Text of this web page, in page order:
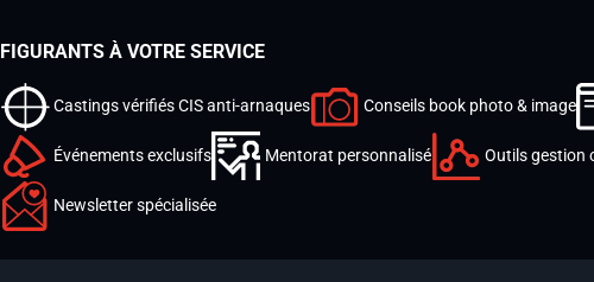
FIGURANTS À VOTRE SERVICE
Castings vérifiés CIS anti-arnaques Conseils book photo & image
Événements exclusifs Mentorat personnalisé Outils gestion
Newsletter spécialisée